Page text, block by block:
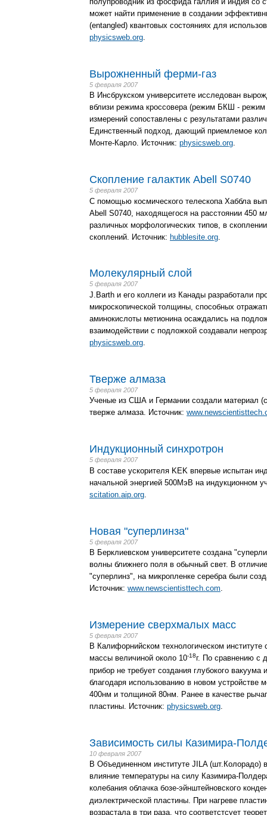
может найти применение в создании
(entangled) квантовых состояниях для
physicsweb.org
Вырожненный ферми-газ
5 февраля 2007
В Инсбрукском университете исследован
вблизи режима кроссовера (режим БКШ - режим
измерений сопоставлены с результатами
Единственный подход, дающий приемлемое
Монте-Карло. Источник: physicsweb.org.
Скопление галактик Abell S0740
5 февраля 2007
С помощью космического телескопа Хаббла
Abell S0740, находящегося на расстоянии 450
различных морфологических типов, в
скоплений. Источник: hubblesite.org
Молекулярный слой
5 февраля 2007
J.Barth и его коллеги из Канады разработали
микроскопической толщины, способных
аминокислоты метионина осаждались на
взаимодействии с подложкой создавали
physicsweb.org
Тверже алмаза
5 февраля 2007
Ученые из США и Германии создали материал
тверже алмаза. Источник:
Индукционный синхротрон
5 февраля 2007
В составе ускорителя KEK впервые испытан
начальной энергией 500МэВ на индукционном
scitation.aip.org
Новая "суперлинза"
5 февраля 2007
В Берклиевском университете создана
волны ближнего поля в обычный свет. В
"суперлинз", на микропленке серебра были
Источник: www.newscientisttech.com.
Измерение сверхмалых масс
5 февраля 2007
В Калифорнийском технологическом
массы величиной около 10-18г. По сравнению с
прибор не требует создания глубокого
благодаря использованию в новом устройстве
400нм и толщиной 80нм. Ранее в качестве
пластины. Источник: physicsweb.org.
Зависимость силы Казимира-
10 февраля 2007
В Объединенном институте JILA (шт.Колорадо)
влияние температуры на силу Казимира-
колебания облачка бозе-эйнштейновского
диэлектрической пластины. При нагреве
возрастала в три раза, что соответстсует